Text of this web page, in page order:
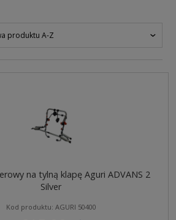
produktu A-Z
na tylną klapę Aguri ADVANS 2
Silver
Kod produktu: AGURI 50400